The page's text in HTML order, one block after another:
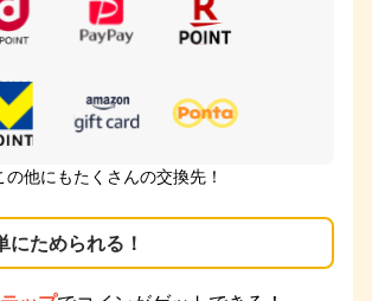
の他にもたくさんの交換先！
にためられる！